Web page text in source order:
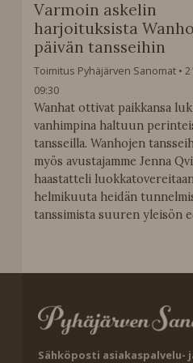
Varmoin askelin
harjoituksista
päivän tansseihin
Toimitus Pyhäjärven Sanomat
09:30
Wanhat ottivat paikkansa
vanhimpina haltuun
tansseilla. Wanhojen
myös avustajamme Jenna
haastatteli
helmikuuta heidän
tanssimista suuren yleisön
Sähköposti asiakaspalvelu-